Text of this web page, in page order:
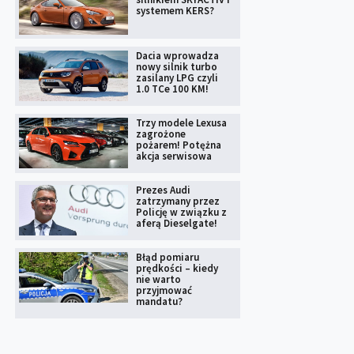
systemem KERS?
Dacia wprowadza
nowy silnik turbo
zasilany LPG czyli
1.0 TCe 100 KM!
Trzy modele Lexusa
zagrożone
pożarem! Potężna
akcja serwisowa
Prezes Audi
zatrzymany przez
Policję w związku z
aferą Dieselgate!
Błąd pomiaru
prędkości – kiedy
nie warto
przyjmować
mandatu?